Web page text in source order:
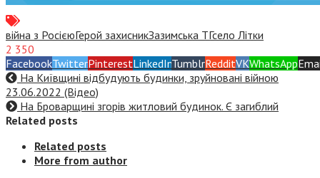
війна з РосієюГерой захисникЗазимська ТГсело Літки
2 350
FacebookTwitterPinterestLinkedInTumblrRedditVKWhatsApp
На Київщині відбудують будинки, зруйновані війною
23.06.2022 (Відео)
На Броварщині згорів житловий будинок. Є загиблий
Related posts
Related posts
More from author